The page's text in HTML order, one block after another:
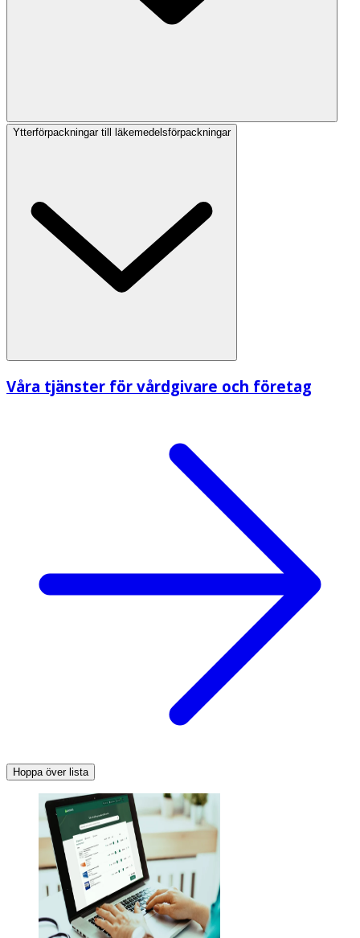
Ytterförpackningar till läkemedelsförpackningar
Våra tjänster för vårdgivare och företag
Hoppa över lista